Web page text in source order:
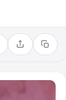
Compartilhar
Copiar